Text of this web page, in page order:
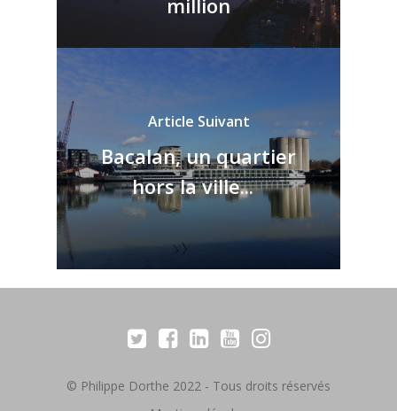
million
Article Suivant
Bacalan, un quartier
hors la ville...
© Philippe Dorthe 2022 - Tous droits réservés